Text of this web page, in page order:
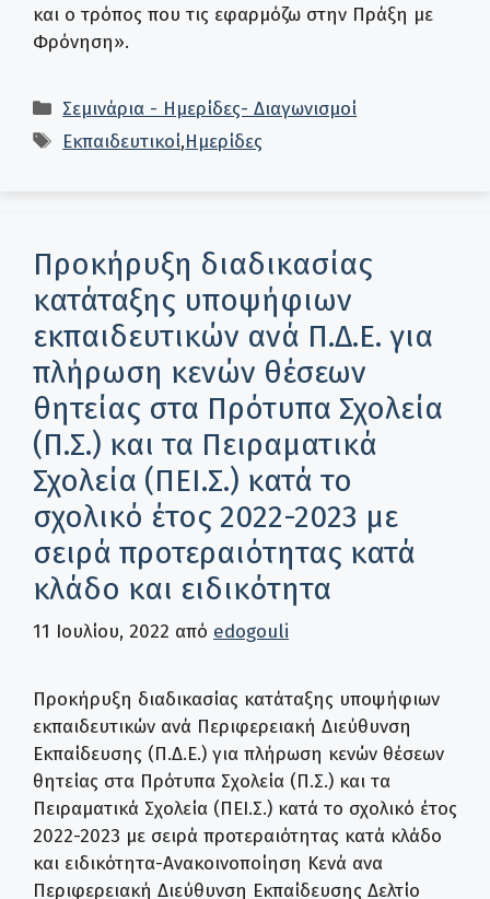
και ο τρόπος που τις εφαρμόζω στην Πράξη με
Φρόνηση».
Κατηγορίες
Σεμινάρια - Ημερίδες- Διαγωνισμοί
Ετικέτες
Εκπαιδευτικοί,Ημερίδες
Προκήρυξη διαδικασίας
κατάταξης υποψήφιων
εκπαιδευτικών ανά Π.Δ.Ε. για
πλήρωση κενών θέσεων
θητείας στα Πρότυπα Σχολεία
(Π.Σ.) και τα Πειραματικά
Σχολεία (ΠΕΙ.Σ.) κατά το
σχολικό έτος 2022-2023 με
σειρά προτεραιότητας κατά
κλάδο και ειδικότητα
11 Ιουλίου, 2022 από edogouli
Προκήρυξη διαδικασίας κατάταξης υποψήφιων
εκπαιδευτικών ανά Περιφερειακή Διεύθυνση
Εκπαίδευσης (Π.Δ.Ε.) για πλήρωση κενών θέσεων
θητείας στα Πρότυπα Σχολεία (Π.Σ.) και τα
Πειραματικά Σχολεία (ΠΕΙ.Σ.) κατά το σχολικό έτος
2022-2023 με σειρά προτεραιότητας κατά κλάδο
και ειδικότητα-Ανακοινοποίηση Κενά ανα
Περιφερειακή Διεύθυνση Εκπαίδευσης Δελτίο